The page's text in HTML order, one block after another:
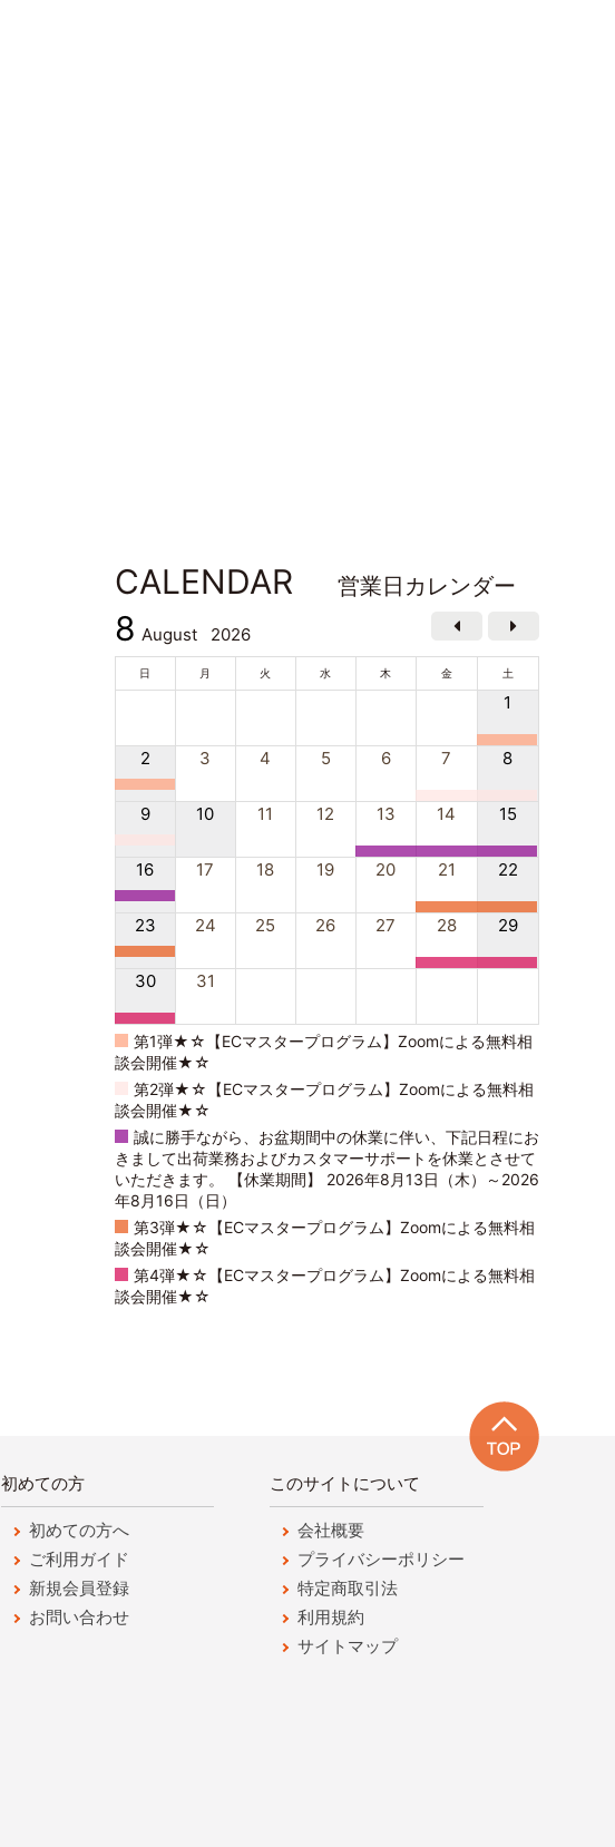
CALENDAR 営業日カレンダー
8 August 2026
日 月 火 水 木 金 土
1
2 3 4 5 6 7 8
9 10 11 12 13 14 15
16 17 18 19 20 21 22
23 24 25 26 27 28 29
30 31
第1弾★☆【ECマスタープログラム】Zoomによる無料相
談会開催★☆
第2弾★☆【ECマスタープログラム】Zoomによる無料相
談会開催★☆
誠に勝手ながら、お盆期間中の休業に伴い、下記日程にお
きまして出荷業務およびカスタマーサポートを休業とさせて
いただきます。 【休業期間】 2026年8月13日（木）～2026
年8月16日（日）
第3弾★☆【ECマスタープログラム】Zoomによる無料相
談会開催★☆
第4弾★☆【ECマスタープログラム】Zoomによる無料相
談会開催★☆
初めての方
初めての方へ
ご利用ガイド
新規会員登録
お問い合わせ
このサイトについて
会社概要
プライバシーポリシー
特定商取引法
利用規約
サイトマップ